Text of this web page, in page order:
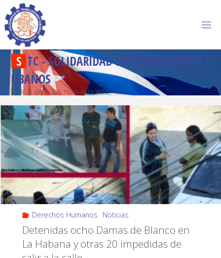
S TC-SOLIDARIDADD R A BAJADORES C
U BANOS
POR CUBA Y LOS TRABAJADORES
Derechos Humanos, Noticias
Detenidas ocho Damas de Blanco en
La Habana y otras 20 impedidas de